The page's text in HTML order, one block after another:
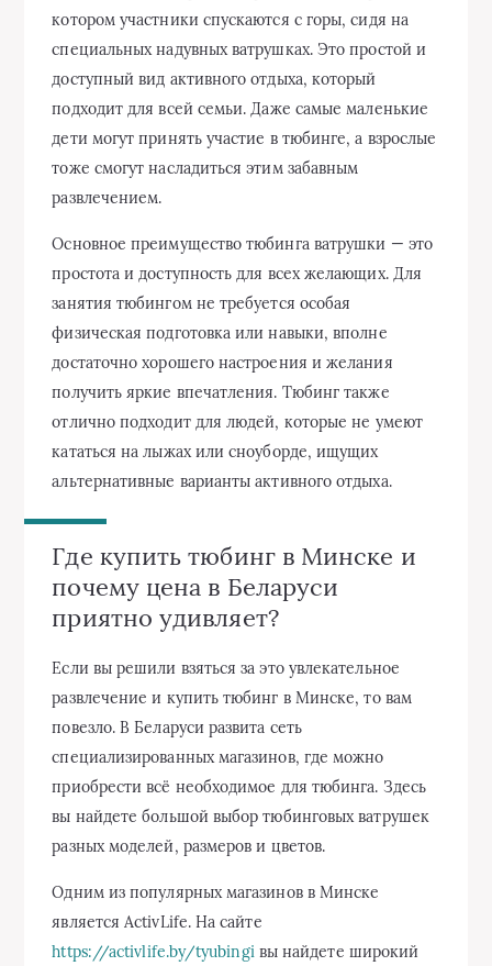
котором участники спускаются с горы, сидя на
специальных надувных ватрушках. Это простой и
доступный вид активного отдыха, который
подходит для всей семьи. Даже самые маленькие
дети могут принять участие в тюбинге, а взрослые
тоже смогут насладиться этим забавным
развлечением.
Основное преимущество тюбинга ватрушки — это
простота и доступность для всех желающих. Для
занятия тюбингом не требуется особая
физическая подготовка или навыки, вполне
достаточно хорошего настроения и желания
получить яркие впечатления. Тюбинг также
отлично подходит для людей, которые не умеют
кататься на лыжах или сноуборде, ищущих
альтернативные варианты активного отдыха.
Где купить тюбинг в Минске и
почему цена в Беларуси
приятно удивляет?
Если вы решили взяться за это увлекательное
развлечение и купить тюбинг в Минске, то вам
повезло. В Беларуси развита сеть
специализированных магазинов, где можно
приобрести всё необходимое для тюбинга. Здесь
вы найдете большой выбор тюбинговых ватрушек
разных моделей, размеров и цветов.
Одним из популярных магазинов в Минске
является ActivLife. На сайте
https://activlife.by/tyubingi вы найдете широкий